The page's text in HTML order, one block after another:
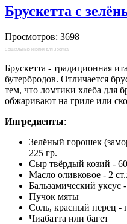
Брускетта с
Просмотров: 3698
Социальные кнопки для Joomla
Брускетта - традиционная
бутербродов. Отличается
тем, что ломтики хлеба для
обжаривают на гриле или
Ингредиенты:
Зелёный горошек
225 гр.
Сыр твёрдый козий -
Масло оливковое - 2
Бальзамический уксус
Пучок мяты
Соль, красный перец -
Чиабатта или багет